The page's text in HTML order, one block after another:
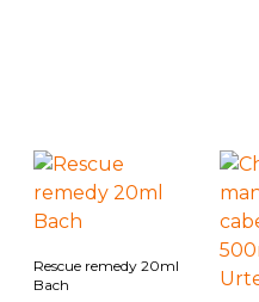
Rescue remedy 20ml
Bach